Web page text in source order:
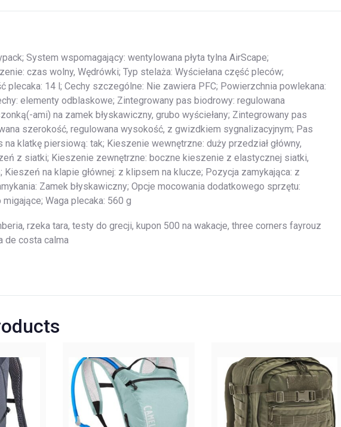
System wspomagający: wentylowana płyta tylna AirScape;
czas wolny, Wędrówki; Typ stelaża: Wyściełana część pleców;
plecaka: 14 l; Cechy szczególne: Nie zawiera PFC; Powierzchnia powlekana:
elementy odblaskowe; Zintegrowany pas biodrowy: regulowana
ami) na zamek błyskawiczny, grubo wyściełany; Zintegrowany pas
szerokość, regulowana wysokość, z gwizdkiem sygnalizacyjnym; Pas
na klatkę piersiową: tak; Kieszenie wewnętrzne: duży przedział główny,
z siatki; Kieszenie zewnętrzne: boczne kieszenie z elastycznej siatki,
Kieszeń na klapie głównej: z klipsem na klucze; Pozycja zamykająca: z
Zamek błyskawiczny; Opcje mocowania dodatkowego sprzętu:
migające; Waga plecaka: 560 g
rzeka tara, testy do grecji, kupon 500 na wakacje, three corners fayrouz
de costa calma